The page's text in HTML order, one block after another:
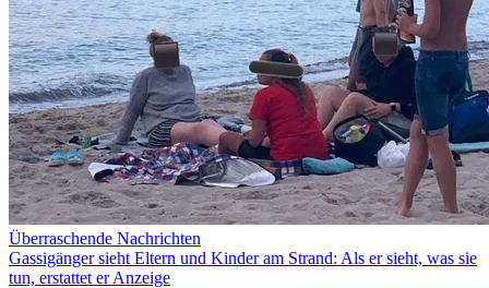
Überraschende Nachrichten
Gassigänger sieht Eltern und Kinder am Strand: Als er sieht, was sie
tun, erstattet er Anzeige